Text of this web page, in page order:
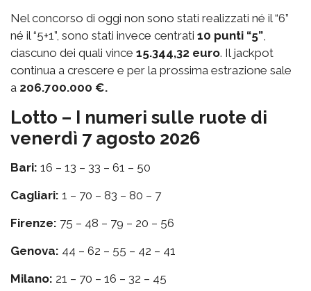
Nel concorso di oggi non sono stati realizzati né il “6”
né il “5+1”, sono stati invece centrati 10 punti “5”,
ciascuno dei quali vince 15.344,32 euro. Il jackpot
continua a crescere e per la prossima estrazione sale
a 206.700.000 €.
Lotto – I numeri sulle ruote di
venerdì 7 agosto 2026
Bari: 16 – 13 – 33 – 61 – 50
Cagliari: 1 – 70 – 83 – 80 – 7
Firenze: 75 – 48 – 79 – 20 – 56
Genova: 44 – 62 – 55 – 42 – 41
Milano: 21 – 70 – 16 – 32 – 45